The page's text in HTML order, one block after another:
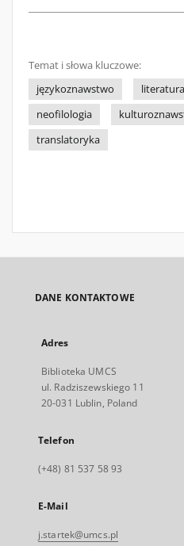
Temat i słowa kluczowe:
językoznawstwo
neofilologia
translatoryka
DANE KONTAKTOWE
Adres
Biblioteka UMCS
ul. Radziszewskiego 11
20-031 Lublin, Poland
Telefon
(+48) 81 537 58 93
E-Mail
j.startek@umcs.pl